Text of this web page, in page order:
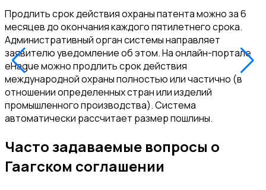
Продлить срок действия охраны патента можно за 6
месяцев до окончания каждого пятилетнего срока.
Административный орган системы направляет
заявителю уведомление об этом. На онлайн-портале
eHague можно продлить срок действия
международной охраны полностью или частично (в
отношении определенных стран или изделий
промышленного производства). Система
автоматически рассчитает размер пошлины.
Часто задаваемые вопросы о
Гаагском соглашении